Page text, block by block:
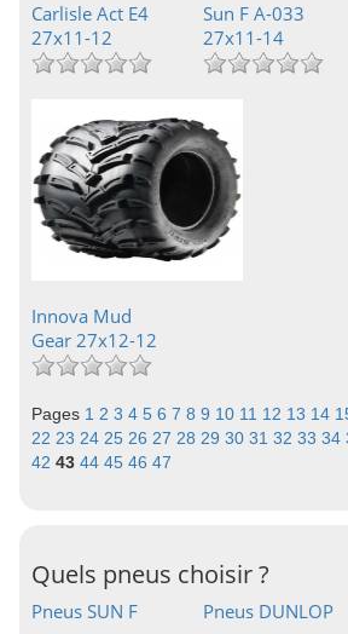
Carlisle Act E4
27x11-12
Sun F A-033
27x11-14
Innova Mud
Gear 27x12-12
Pages 1 2 3 4 5 6 7 8 9 10 11 12 13 14
22 23 24 25 26 27 28 29 30 31 32 33 34
42 43 44 45 46 47
Quels pneus choisir ?
Pneus SUN F Pneus DUNLOP